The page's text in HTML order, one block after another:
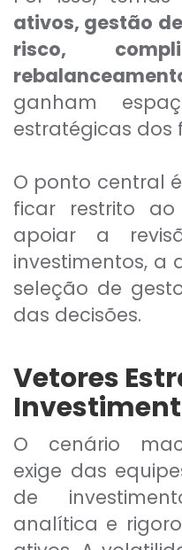
ativos, gestão
risco,
ganham
estratégicas dos
O ponto central
ficar restrito ao
apoiar a
investimentos, a
seleção de
das decisões.
Vetores
O cenário
exige das
de
analítica e